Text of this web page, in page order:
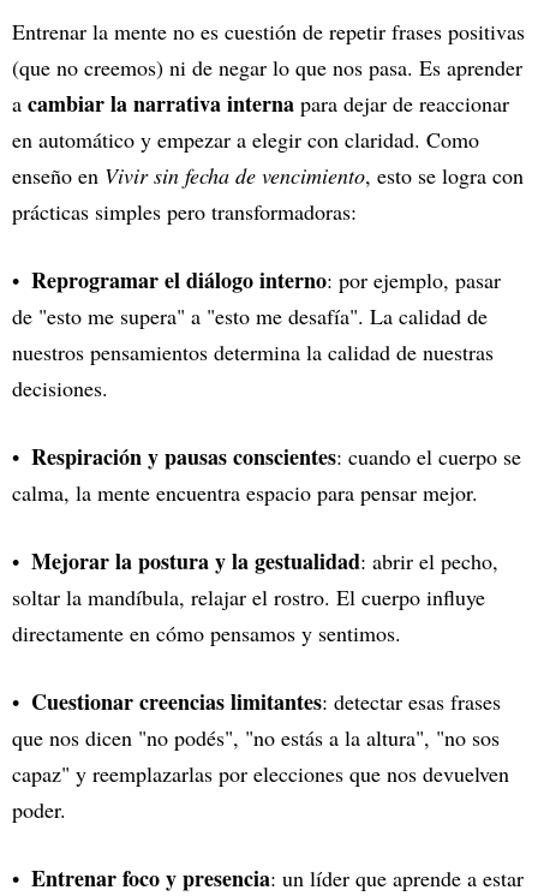
Entrenar la mente no es cuestión de repetir frases positivas
(que no creemos) ni de negar lo que nos pasa. Es aprender
a cambiar la narrativa interna para dejar de reaccionar
en automático y empezar a elegir con claridad. Como
enseño en Vivir sin fecha de vencimiento, esto se logra con
prácticas simples pero transformadoras:
Reprogramar el diálogo interno: por ejemplo, pasar
de "esto me supera" a "esto me desafía". La calidad de
nuestros pensamientos determina la calidad de nuestras
decisiones.
Respiración y pausas conscientes: cuando el cuerpo se
calma, la mente encuentra espacio para pensar mejor.
Mejorar la postura y la gestualidad: abrir el pecho,
soltar la mandíbula, relajar el rostro. El cuerpo influye
directamente en cómo pensamos y sentimos.
Cuestionar creencias limitantes: detectar esas frases
que nos dicen "no podés", "no estás a la altura", "no sos
capaz" y reemplazarlas por elecciones que nos devuelven
poder.
Entrenar foco y presencia: un líder que aprende a estar